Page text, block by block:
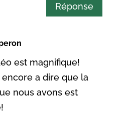
Réponse
est magnifique!
a dire que la
nous avons est